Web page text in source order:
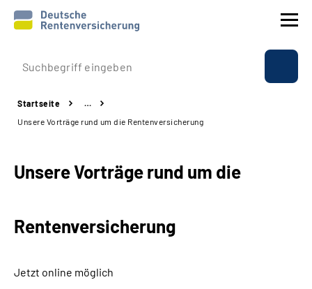
Prävention
Reha
Experten
Über uns & Presse
Startseite
…
Unsere Vorträge rund um die Rentenversicherung
Unsere Vorträge rund um die
Rentenversicherung
Jetzt online möglich